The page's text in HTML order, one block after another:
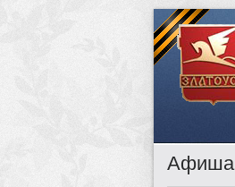
Афиша